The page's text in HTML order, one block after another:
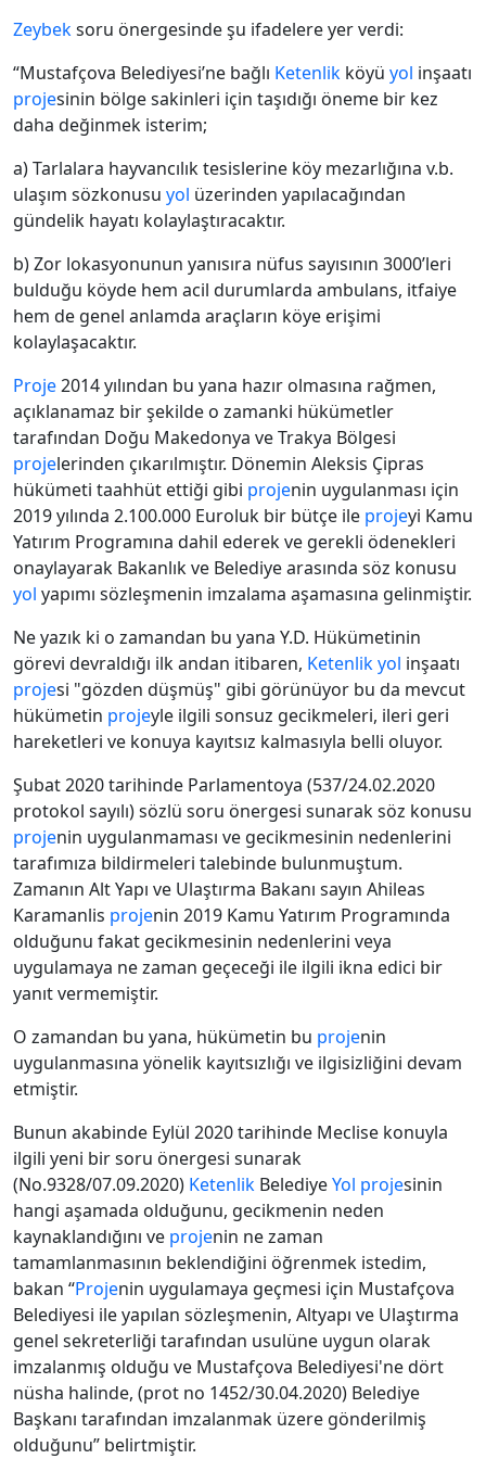
Zeybeksoru önergesinde şu ifadelere yer verdi:
“Mustafçova Belediyesi’ne bağlı Ketenlik köyü yol inşaatı
projesinin bölge sakinleri için taşıdığı öneme bir kez
daha değinmek isterim;
a) Tarlalara hayvancılık tesislerine köy mezarlığına v.b.
ulaşım sözkonusu yol üzerinden yapılacağından
gündelik hayatı kolaylaştıracaktır.
b) Zor lokasyonunun yanısıra nüfus sayısının 3000’leri
bulduğu köyde hem acil durumlarda ambulans, itfaiye
hem de genel anlamda araçların köye erişimi
kolaylaşacaktır.
Proje2014 yılından bu yana hazır olmasına rağmen,
açıklanamaz bir şekilde o zamanki hükümetler
tarafından Doğu Makedonya ve Trakya Bölgesi
projelerinden çıkarılmıştır. Dönemin Aleksis Çipras
hükümeti taahhüt ettiği gibi projenin uygulanması için
2019 yılında 2.100.000 Euroluk bir bütçe ile projeyi Kamu
Yatırım Programına dahil ederek ve gerekli ödenekleri
onaylayarak Bakanlık ve Belediye arasında söz konusu
yol yapımı sözleşmenin imzalama aşamasına gelinmiştir.
Ne yazık ki o zamandan bu yana Y.D. Hükümetinin
görevi devraldığı ilk andan itibaren, Ketenlikyol inşaatı
projesi "gözden düşmüş" gibi görünüyor bu da mevcut
hükümetin projeyle ilgili sonsuz gecikmeleri, ileri geri
hareketleri ve konuya kayıtsız kalmasıyla belli oluyor.
Şubat 2020 tarihinde Parlamentoya (537/24.02.2020
protokol sayılı) sözlü soru önergesi sunarak söz konusu
projenin uygulanmaması ve gecikmesinin nedenlerini
tarafımıza bildirmeleri talebinde bulunmuştum.
Zamanın Alt Yapı ve Ulaştırma Bakanı sayın Ahileas
Karamanlis projenin 2019 Kamu Yatırım Programında
olduğunu fakat gecikmesinin nedenlerini veya
uygulamaya ne zaman geçeceği ile ilgili ikna edici bir
yanıt vermemiştir.
O zamandan bu yana, hükümetin bu projenin
uygulanmasına yönelik kayıtsızlığı ve ilgisizliğini devam
etmiştir.
Bunun akabinde Eylül 2020 tarihinde Meclise konuyla
ilgili yeni bir soru önergesi sunarak
(No.9328/07.09.2020) Ketenlik BelediyeYol projesinin
hangi aşamada olduğunu, gecikmenin neden
kaynaklandığını ve projenin ne zaman
tamamlanmasının beklendiğini öğrenmek istedim,
bakan “Projenin uygulamaya geçmesi için Mustafçova
Belediyesi ile yapılan sözleşmenin, Altyapı ve Ulaştırma
genel sekreterliği tarafından usulüne uygun olarak
imzalanmış olduğu ve Mustafçova Belediyesi'ne dört
nüsha halinde, (prot no 1452/30.04.2020) Belediye
Başkanı tarafından imzalanmak üzere gönderilmiş
olduğunu” belirtmiştir.